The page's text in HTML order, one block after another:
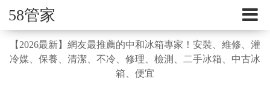
58管家
【2026最新】網友最推薦的中和冰箱專家！安裝、維修、灌
冷媒、保養、清潔、不冷、修理、檢測、二手冰箱、中古冰
箱、便宜